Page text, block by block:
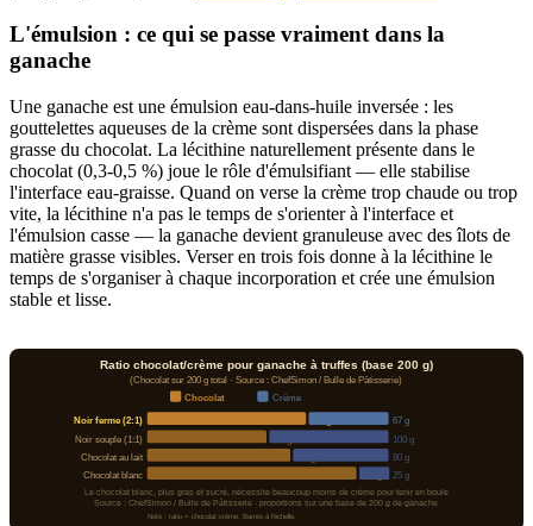
L'émulsion : ce qui se passe vraiment dans la
ganache
Une ganache est une émulsion eau-dans-huile inversée : les
gouttelettes aqueuses de la crème sont dispersées dans la phase
grasse du chocolat. La lécithine naturellement présente dans le
chocolat (0,3-0,5 %) joue le rôle d'émulsifiant — elle stabilise
l'interface eau-graisse. Quand on verse la crème trop chaude ou trop
vite, la lécithine n'a pas le temps de s'orienter à l'interface et
l'émulsion casse — la ganache devient granuleuse avec des îlots de
matière grasse visibles. Verser en trois fois donne à la lécithine le
temps de s'organiser à chaque incorporation et crée une émulsion
stable et lisse.
Ratio chocolat/crème pour ganache à truffes (base 200 g)
(Chocolat sur 200 g total · Source : ChefSimon / Bulle de Pâtisserie)
Chocolat Crème
Noir ferme (2:1) 67 g
Noir souple (1:1) 100 g
Chocolat au lait
80 g
Chocolat blanc
25 g
Le chocolat blanc, plus gras et sucré, nécessite beaucoup moins de crème pour tenir en boule
Source : ChefSimon / Bulle de Pâtisserie · proportions sur une base de 200 g de ganache
Note : ratio = chocolat:crème. Barres à l'échelle.